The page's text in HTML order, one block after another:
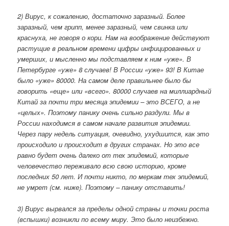
2) Вирус, к сожалению, достаточно заразный. Более
заразный, чем грипп, менее заразный, чем свинка или
краснуха, не говоря о кори. Нам на воображение действуют
растущие в реальном времени цифры инфицированных и
умерших, и мысленно мы подставляем к ним «уже». В
Петербурге «уже» 8 случаев! В России «уже» 93! В Китае
было «уже» 80000. На самом деле правильнее было бы
говорить «еще» или «всего». 80000 случаев на миллиардный
Китай за почти три месяца эпидемии – это ВСЕГО, а не
«целых». Поэтому панику очень сильно раздули. Мы в
России находимся в самом начале развития эпидемии.
Через пару недель ситуация, очевидно, ухудшится, как это
происходило и происходит в других странах. Но это все
равно будет очень далеко от тех эпидемий, которые
человечество переживало всю свою историю, кроме
последних 50 лет. И почти никто, по меркам тех эпидемий,
не умрет (см. ниже). Поэтому – панику отставить!
3) Вирус вырвался за пределы одной страны и точки роста
(вспышки) возникли по всему миру. Это было неизбежно.